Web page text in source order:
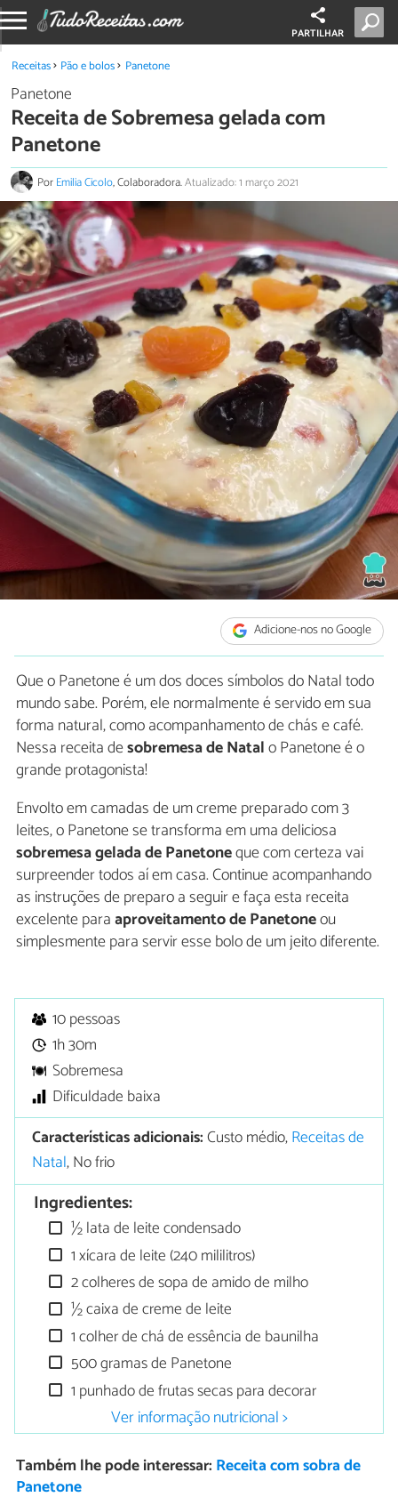
PARTILHAR
Receitas Pão e bolos Panetone
Panetone
Receita de Sobremesa gelada com
Panetone
PorEmilia Cicolo, Colaboradora.Atualizado: 1 março 2021
Adicione-nos no Google
Que o Panetone é um dos doces símbolos do Natal todo
mundo sabe. Porém, ele normalmente é servido em sua
forma natural, como acompanhamento de chás e café.
Nessa receita desobremesa de Natalo Panetone é o
grande protagonista!
Envolto em camadas de um creme preparado com 3
leites, o Panetone se transforma em uma deliciosa
sobremesa gelada de Panetoneque com certeza vai
surpreender todos aí em casa. Continue acompanhando
as instruções de preparo a seguir e faça esta receita
excelente paraaproveitamento de Panetoneou
simplesmente para servir esse bolo de um jeito diferente.
10 pessoas
1h 30m
Sobremesa
Dificuldade baixa
Características adicionais:Custo médio,Receitas de
Natal, No frio
Ingredientes:
½ lata de leite condensado
1 xícara de leite (240 mililitros)
2 colheres de sopa de amido de milho
½ caixa de creme de leite
1 colher de chá de essência de baunilha
500 gramas de Panetone
1 punhado de frutas secas para decorar
Ver informação nutricional >
Também lhe pode interessar: Receita com sobra de
Panetone